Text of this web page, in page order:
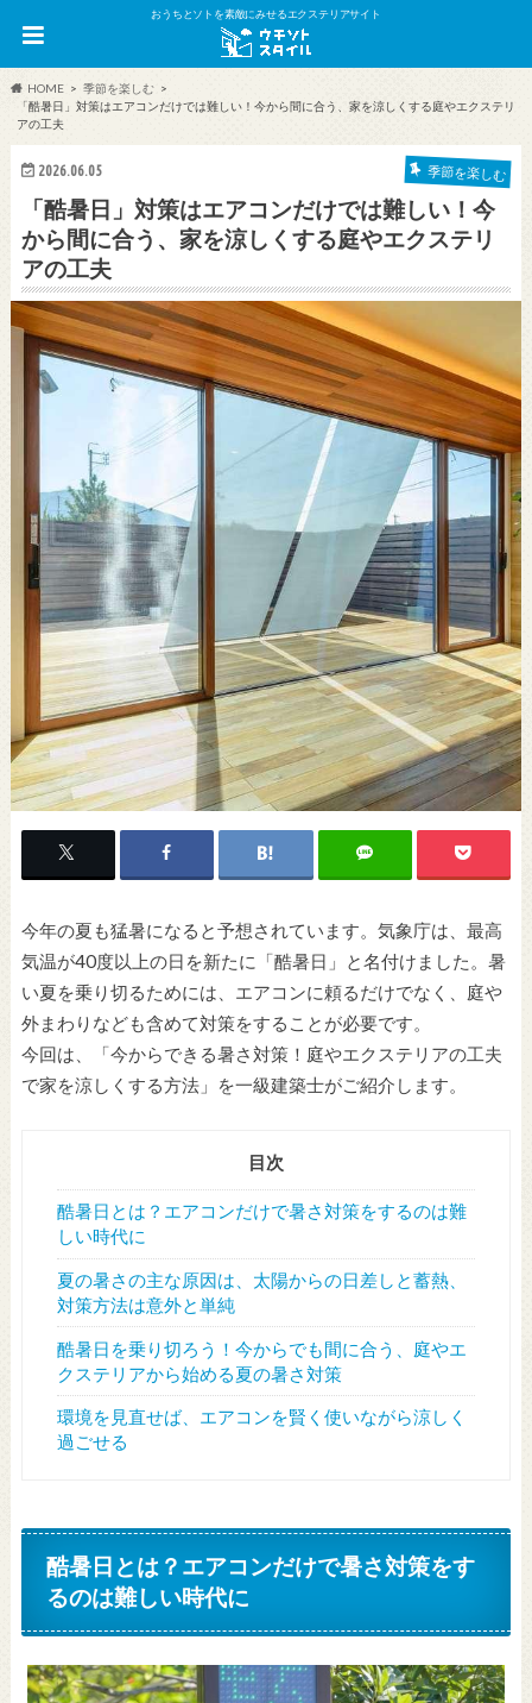
おうちとソトを素敵にみせるエクステリアサイト
HOME
季節を楽しむ
「酷暑日」対策はエアコンだけでは難しい！今から間に合う、家を涼しくする庭やエクステリ
アの工夫
2026.06.05 季節を楽しむ
「酷暑日」対策はエアコンだけでは難しい！今
から間に合う、家を涼しくする庭やエクステリ
アの工夫
今年の夏も猛暑になると予想されています。気象庁は、最高
気温が40度以上の日を新たに「酷暑日」と名付けました。暑
い夏を乗り切るためには、エアコンに頼るだけでなく、庭や
外まわりなども含めて対策をすることが必要です。
今回は、「今からできる暑さ対策！庭やエクステリアの工夫
で家を涼しくする方法」を一級建築士がご紹介します。
目次
酷暑日とは？エアコンだけで暑さ対策をするのは難
しい時代に
夏の暑さの主な原因は、太陽からの日差しと蓄熱、
対策方法は意外と単純
酷暑日を乗り切ろう！今からでも間に合う、庭やエ
クステリアから始める夏の暑さ対策
環境を見直せば、エアコンを賢く使いながら涼しく
過ごせる
酷暑日とは？エアコンだけで暑さ対策をす
るのは難しい時代に